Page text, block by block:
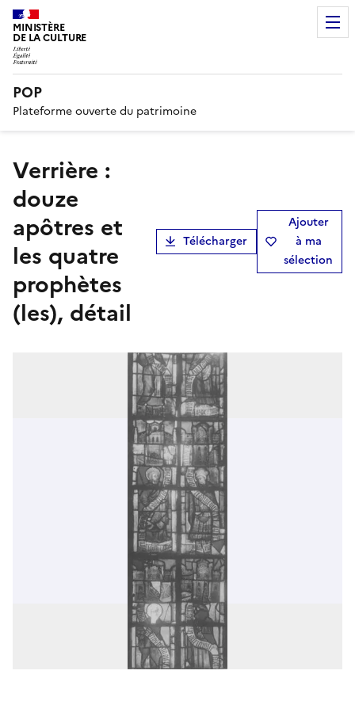
MINISTÈRE
DE LA CULTURE
POP
Plateforme ouverte du patrimoine
verrière :
douze
apôtres et
les quatre
prophètes
(les), détail
Télécharger
Ajouter
à ma
sélection